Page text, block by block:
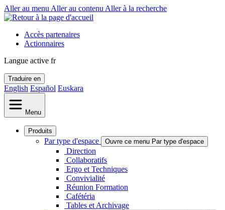
Aller au menu Aller au contenu Aller à la recherche
Accès partenaires
Actionnaires
Langue active fr
Traduire en
English Español Euskara
Menu
Produits
Par type d'espace Ouvre ce menu Par type d'espace
Direction
Collaboratifs
Ergo et Techniques
Convivialité
Réunion Formation
Cafétéria
Tables et Archivage